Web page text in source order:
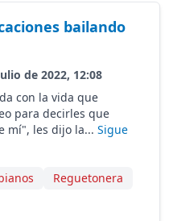
bailando
de 2022, 12:08
con la vida que
para decirles que
mí", les dijo la... Sigue
Reguetonera